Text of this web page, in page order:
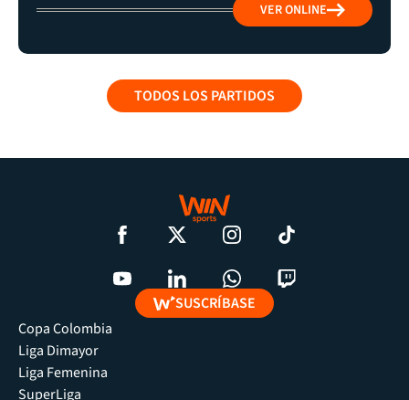
VER ONLINE
TODOS LOS PARTIDOS
SUSCRÍBASE
Copa Colombia
Liga Dimayor
Liga Femenina
SuperLiga